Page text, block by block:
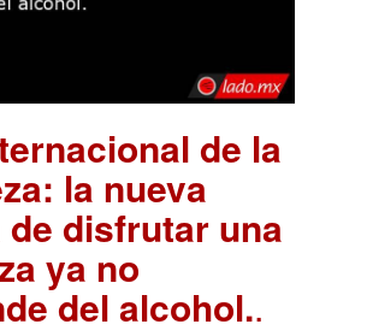
de la
la nueva
disfrutar una
ya no
del alcohol..